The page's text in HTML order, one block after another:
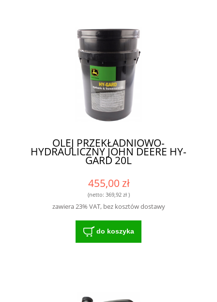
OLEJ PRZEKŁADNIOWO-
HYDRAULICZNY JOHN DEERE HY-
GARD 20L
455,00 zł
(netto: 369,92 zł)
zawiera 23% VAT, bez kosztów dostawy
do koszyka